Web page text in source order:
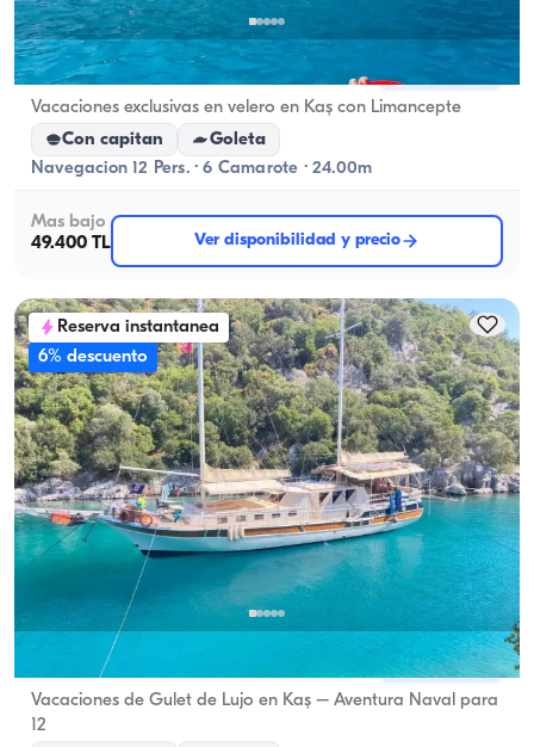
Kaş, Antalya
Vacaciones exclusivas en velero en Kaş con Limancepte
Con capitan
Goleta
Navegacion 12 Pers. · 6 Camarote · 24.00m
Mas bajo
49.400 TL
Ver disponibilidad y precio
Reserva instantanea
6% descuento
Kaş, Antalya Barco nuevo
Vacaciones de Gulet de Lujo en Kaş – Aventura Naval para
12